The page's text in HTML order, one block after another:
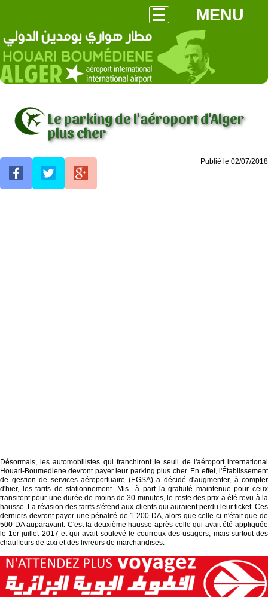
MENU
Le parking de l'aéroport d'Alger
plus cher
Publié le 02/07/2018
Désormais, les automobilistes qui franchiront le seuil de l'aéroport international
Houari-Boumediene devront payer leur parking plus cher. En effet, l'Établissement
de gestion de services aéroportuaire (EGSA) a décidé d'augmenter, à compter
d'hier, les tarifs de stationnement. Mis à part la gratuité maintenue pour ceux
transitent pour une durée de moins de 30 minutes, le reste des prix a été revu à la
hausse. La révision des tarifs s'étend aux clients qui auraient perdu leur ticket. Ces
derniers devront payer une pénalité de 1 200 DA, alors que celle-ci n'était que de
500 DA auparavant. C'est la deuxième hausse après celle qui avait été appliquée
le 1er juillet 2017 et qui avait soulevé le courroux des usagers, mais surtout des
chauffeurs de taxi et des livreurs de marchandises.